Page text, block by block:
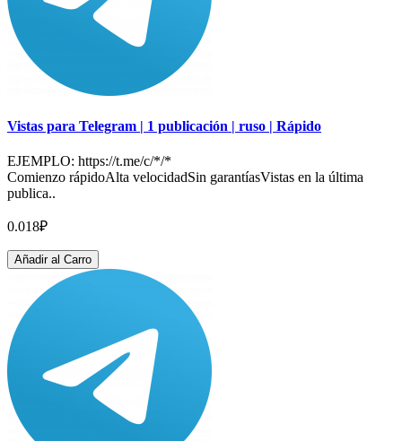
Vistas para Telegram | 1 publicación | ruso | Rápido
EJEMPLO: https://t.me/c/*/*
Comienzo rápidoAlta velocidadSin garantíasVistas en la última
publica..
0.018₽
Añadir al Carro